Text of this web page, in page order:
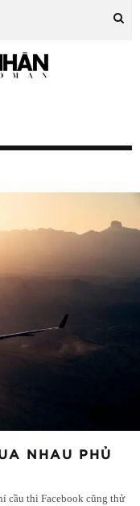
NHAU PHỦ
cầu thì Facebook cũng thử